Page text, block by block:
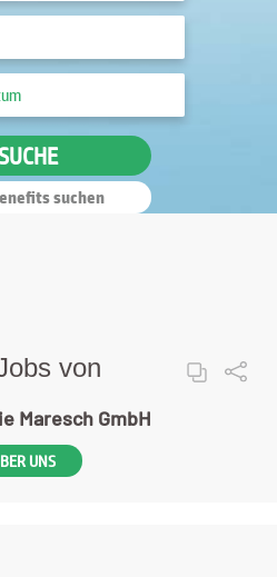
SUCHE
suchen
von
Maresch GmbH
UNS